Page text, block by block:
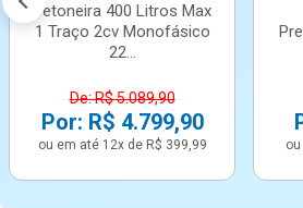
Betoneira 400 Litros Max
1 Traço 2cv Monofásico
22...
De: R$ 5.089,90
Por: R$ 4.799,90
ou em até 12x de R$ 399,99